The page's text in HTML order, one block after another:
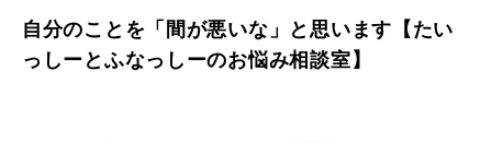
自分のことを「間が悪いな」と思います【たい
っしーとふなっしーのお悩み相談室】